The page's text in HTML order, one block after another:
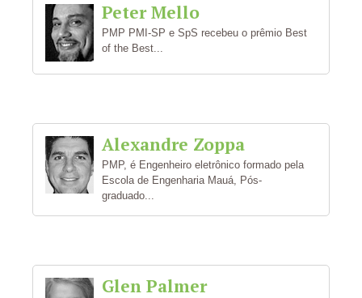
Peter Mello
PMP PMI-SP e SpS recebeu o prêmio Best
of the Best...
Alexandre Zoppa
PMP, é Engenheiro eletrônico formado pela
Escola de Engenharia Mauá, Pós-
graduado...
Glen Palmer